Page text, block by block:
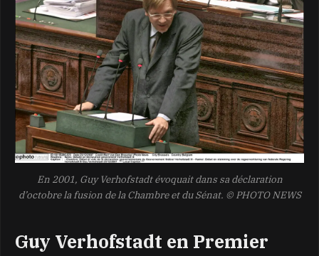
En 2001, Guy Verhofstadt évoquait dans sa déclaration
d’octobre la fusion de la Chambre et du Sénat. © PHOTO NEWS
Guy Verhofstadt en Premier